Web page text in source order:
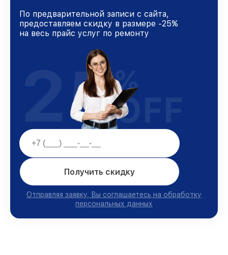
По предварительной записи с сайта,
предоставляем скидку в размере -25%
на весь прайс услуг по ремонту
Получить скидку
Отправляя заявку, Вы соглашаетесь на обработку
персональных данных
25%
OFF